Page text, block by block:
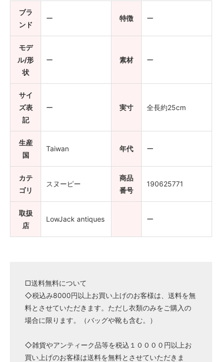
ブラ
ンド
ー 特徴 ー
モデ
ル/形
状
ー 素材 ー
サイ
ズ表
記
ー 実寸 全長約25cm
生産
国
Taiwan 年代 ー
カテ
ゴリ
スヌーピー
商品
番号
190625771
取扱
店
LowJack antiques ー
□送料無料について
◇税込み8000円以上お買い上げのお客様は、送料を無
料とさせていただきます。ただし衣類のみをご購入の
場合に限ります。（バッグや靴も含む。）
◇雑貨やアンティーク品等を税込１００００円以上お
買い上げのお客様は送料を無料とさせていただきま